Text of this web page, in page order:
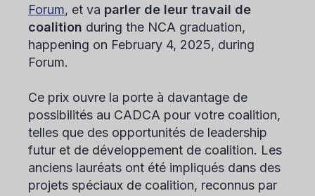
Forum, et va parler de leur travail de
coalition during the NCA graduation,
happening on February 4, 2025, during
Forum.
Ce prix ouvre la porte à davantage de
possibilités au CADCA pour votre coalition,
telles que des opportunités de leadership
futur et de développement de coalition. Les
anciens lauréats ont été impliqués dans des
projets spéciaux de coalition, reconnus par